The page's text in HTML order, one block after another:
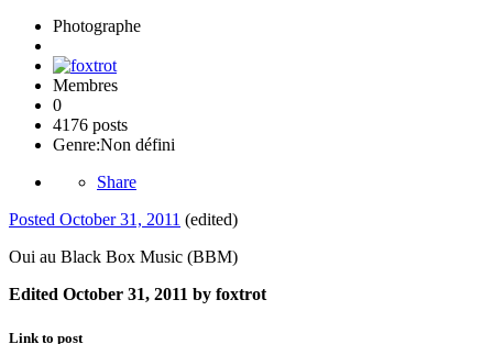
Photographe
Membres
0
4176 posts
Genre:Non défini
Share
Posted October 31, 2011 (edited)
Oui au Black Box Music (BBM)
Edited October 31, 2011 by foxtrot
Link to post